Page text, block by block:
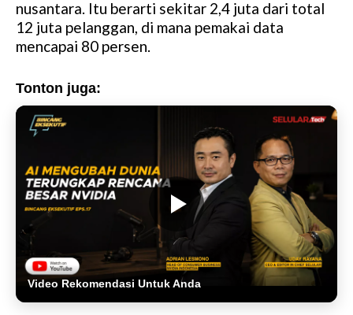
nusantara. Itu berarti sekitar 2,4 juta dari total
12 juta pelanggan, di mana pemakai data
mencapai 80 persen.
Tonton juga:
Video Rekomendasi Untuk Anda